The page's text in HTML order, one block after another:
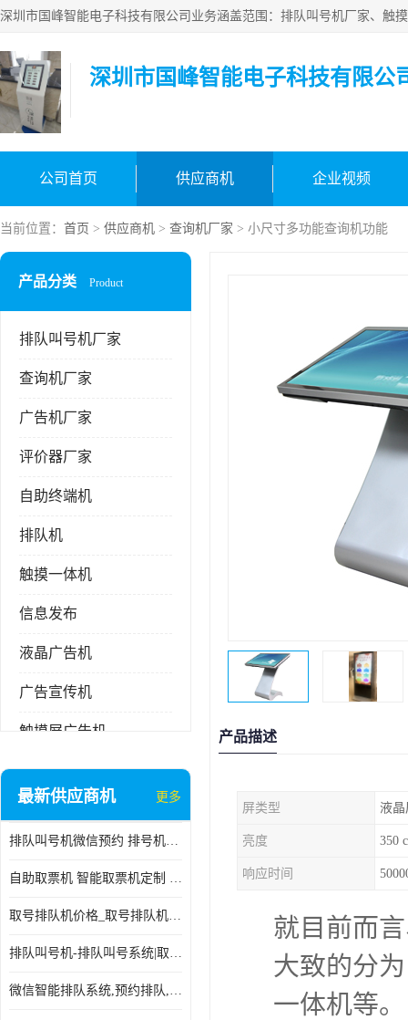
深圳市国峰智能电子科技有限公
公司首页 供应商机 企业视频
当前位置： 首页 > 供应商机 > 查询机厂家 > 小尺寸多功能查询机功能
产品分类 Product
排队叫号机厂家
查询机厂家
广告机厂家
评价器厂家
自助终端机
排队机
触摸一体机
信息发布
液晶广告机
广告宣传机
触摸屏广告机
液晶显示器
电子白板
自助服务终端
最新供应商机 更多
排队叫号机微信预约 排号机诊所 行政大厅营业厅取号机
自助取票机 智能取票机定制 款式多样
取号排队机价格_取号排队机报价_取号排队机多少钱
排队叫号机-排队叫号系统|取号机-液晶拼接屏-自助终端机
微信智能排队系统,预约排队,扫码排队,微信叫号
产品描述
屏类型 液晶
亮度 350
响应时间
就目前而
大致的分
一体机等。